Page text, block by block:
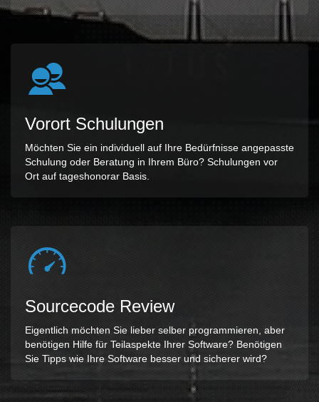
Vorort Schulungen
Möchten Sie ein individuell auf Ihre Bedürfnisse angepasste
Schulung oder Beratung in Ihrem Büro? Schulungen vor
Ort auf tageshonorar Basis.
Sourcecode Review
Eigentlich möchten Sie lieber selber programmieren, aber
benötigen Hilfe für Teilaspekte Ihrer Software? Benötigen
Sie Tipps wie Ihre Software besser und sicherer wird?